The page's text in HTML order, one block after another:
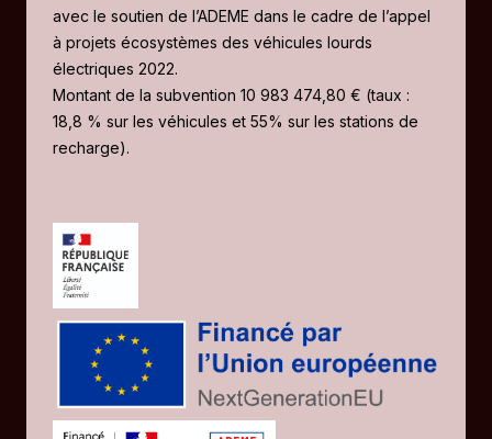
avec le soutien de l’ADEME dans le cadre de l’appel
à projets écosystèmes des véhicules lourds
électriques 2022.
Montant de la subvention 10 983 474,80 € (taux :
18,8 % sur les véhicules et 55% sur les stations de
recharge).